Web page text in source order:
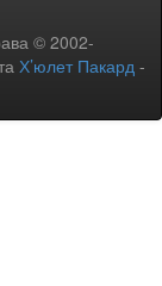
© 2002-
Х’юлет Пакард -